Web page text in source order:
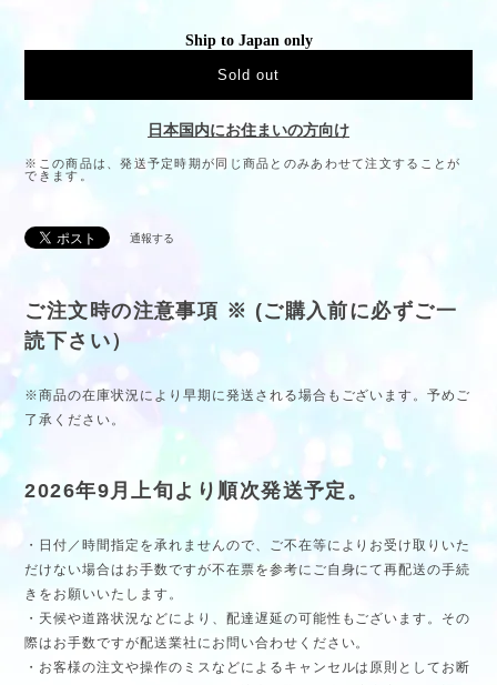
Ship to Japan only
Sold out
日本国内にお住まいの方向け
※この商品は、発送予定時期が同じ商品とのみあわせて注文することが
できます。
通報する
ご注文時の注意事項 ※ (ご購入前に必ずご一
読下さい）
※商品の在庫状況により早期に発送される場合もございます。予めご
了承ください。
2026年9月上旬より順次発送予定。
・日付／時間指定を承れませんので、ご不在等によりお受け取りいた
だけない場合はお手数ですが不在票を参考にご自身にて再配送の手続
きをお願いいたします。
・天候や道路状況などにより、配達遅延の可能性もございます。その
際はお手数ですが配送業社にお問い合わせください。
・お客様の注文や操作のミスなどによるキャンセルは原則としてお断